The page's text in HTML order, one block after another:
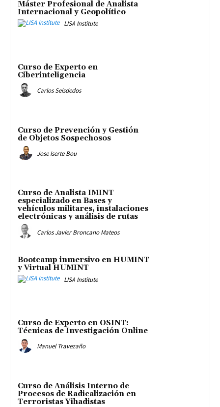
Máster Profesional de Analista
Internacional y Geopolítico
LISA Institute
Curso de Experto en
Ciberinteligencia
Carlos Seisdedos
Curso de Prevención y Gestión
de Objetos Sospechosos
Jose Iserte Bou
Curso de Analista IMINT
especializado en Bases y
vehículos militares, instalaciones
electrónicas y análisis de rutas
Carlos Javier Broncano Mateos
Bootcamp inmersivo en HUMINT
y Virtual HUMINT
LISA Institute
Curso de Experto en OSINT:
Técnicas de Investigación Online
Manuel Travezaño
Curso de Análisis Interno de
Procesos de Radicalización en
Terroristas Yihadistas